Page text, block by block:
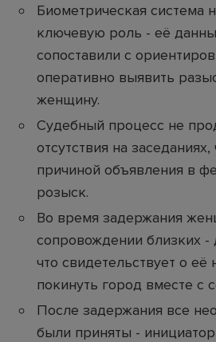
Биометрическая система
ключевую роль - её
сопоставили с
оперативно выявить
женщину.
Судебный процесс не
отсутствия на заседаниях,
причиной объявления в
розыск.
Во время задержания
сопровождении близких -
что свидетельствует о её
покинуть город вместе с
После задержания все
были приняты -